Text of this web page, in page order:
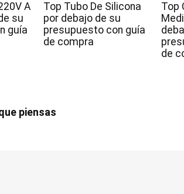
A
su
guía
Top Tubo De Silicona
por debajo de su
presupuesto con guía
de compra
Top
de
piensas